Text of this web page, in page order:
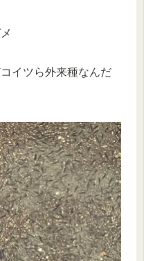
イツら外来種なんだ